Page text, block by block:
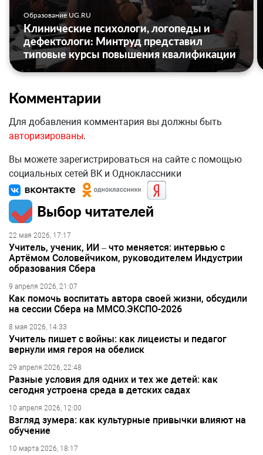
Образование UG.RU
Клинические психологи, логопеды и
дефектологи: Минтруд представил
типовые курсы повышения квалификации
Комментарии
Для добавления комментария вы должны быть
авторизированы.
Вы можете зарегистрироваться на сайте с помощью
социальных сетей ВК и Одноклассники
Выбор читателей
22 мая 2026, 17:17
Учитель, ученик, ИИ – что меняется: интервью с
Артёмом Соловейчиком, руководителем Индустрии
образования Сбера
9 апреля 2026, 21:07
Как помочь воспитать автора своей жизни, обсудили
на сессии Сбера на ММСО.ЭКСПО-2026
8 мая 2026, 14:33
Учитель пишет с войны: как лицеисты и педагог
вернули имя героя на обелиск
29 апреля 2026, 22:48
Разные условия для одних и тех же детей: как
сегодня устроена среда в детских садах
10 апреля 2026, 12:00
Взгляд зумера: как культурные привычки влияют на
обучение
10 марта 2026, 18:17